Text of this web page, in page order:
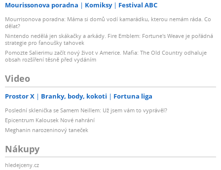
Mourissonova poradna Komiksy Festival ABC
Mourrisonova poradna: Máma si domů vodí kamarádku, kterou nemám ráda. Co
dělat?
Nintendo nedělá jen skákačky a arkády. Fire Emblem: Fortune's Weave je pořádná
strategie pro fanoušky tahovek
Pomozte Salierimu začít nový život v Americe. Mafia: The Old Country odhaluje
obsah rozšíření těsně před vydáním
Video
Prostor X Branky, body, kokoti Fortuna liga
Poslední sklenička se Samem Neillem: Už jsem vám to vyprávěl?
Epicentrum Kalousek Nové nahrání
Meghanin narozeninový taneček
Nákupy
hledejceny.cz